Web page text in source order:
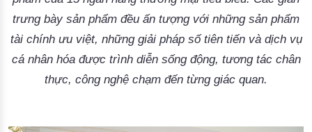
trưng bày sản phẩm đều ấn tượng với những sản phẩm
tài chính ưu việt, những giải pháp số tiên tiến và dịch vụ
cá nhân hóa được trình diễn sống động, tương tác chân
thực, công nghệ chạm đến từng giác quan.